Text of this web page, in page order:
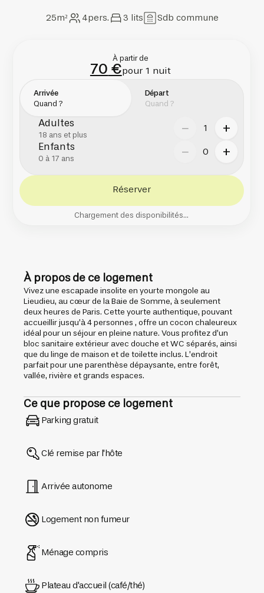
25m² 4pers. 3 lits Sdb commune
À partir de
70 €pour 1 nuit
Arrivée Départ
Adultes
18 ans et plus − 1 +
Enfants
0 à 17 ans − 0 +
Réserver
Chargement des disponibilités...
À propos de ce logement
Vivez une escapade insolite en yourte mongole au
Lieudieu, au cœur de la Baie de Somme, à seulement
deux heures de Paris. Cette yourte authentique, pouvant
accueillir jusqu’à 4 personnes , offre un cocon chaleureux
idéal pour un séjour en pleine nature. Vous profitez d’un
bloc sanitaire extérieur avec douche et WC séparés, ainsi
que du linge de maison et de toilette inclus. L’endroit
parfait pour une parenthèse dépaysante, entre forêt,
vallée, rivière et grands espaces.
Ce que propose ce logement
Parking gratuit
Clé remise par l'hôte
Arrivée autonome
Logement non fumeur
Ménage compris
Plateau d'accueil (café/thé)